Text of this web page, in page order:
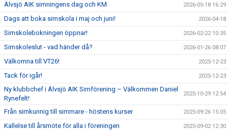
Älvsjö AIK simningens dag och KM 2026-05-18 16:29
Dags att boka simskola i maj och juni! 2026-04-18
Simskolebokningen öppnar! 2026-02-22 10:35
Simskoleslut - vad händer då? 2026-01-26 08:07
Välkomna till VT26! 2025-12-23
Tack för igår! 2025-12-23
Ny klubbchef i Älvsjö AIK Simförening – Välkommen Daniel
Rynefelt!
2025-10-29 12:54
Från simkunnig till simmare - höstens kurser 2025-09-26 15:05
Kallelse till årsmöte för alla i föreningen 2025-09-02 12:30